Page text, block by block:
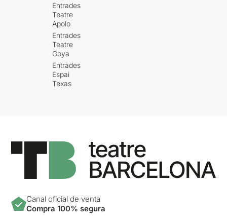
Entrades
Teatre
Apolo
Entrades
Teatre
Goya
Entrades
Espai
Texas
Canal oficial de venta
Compra 100% segura